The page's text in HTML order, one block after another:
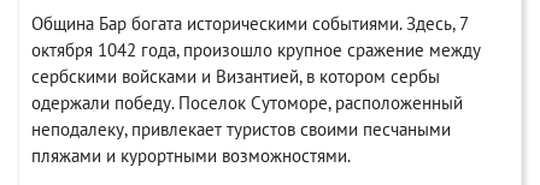
Община Бар богата историческими событиями. Здесь, 7
октября 1042 года, произошло крупное сражение между
сербскими войсками и Византией, в котором сербы
одержали победу. Поселок Сутоморе, расположенный
неподалеку, привлекает туристов своими песчаными
пляжами и курортными возможностями.